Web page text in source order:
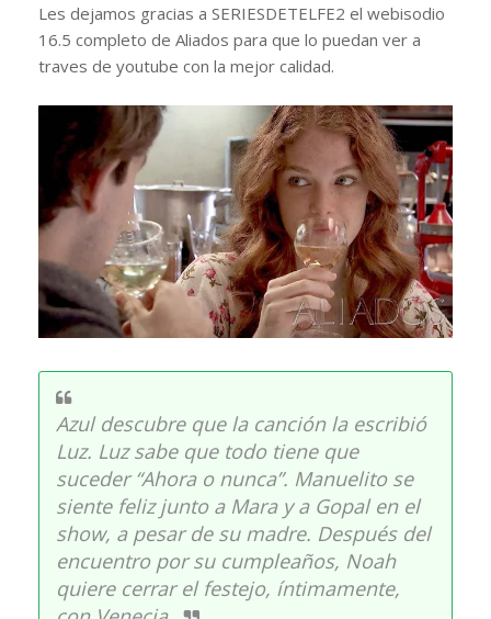
Les dejamos gracias a SERIESDETELFE2 el webisodio
16.5 completo de Aliados para que lo puedan ver a
traves de youtube con la mejor calidad.
Azul descubre que la canción la escribió
Luz. Luz sabe que todo tiene que
suceder “Ahora o nunca”. Manuelito se
siente feliz junto a Mara y a Gopal en el
show, a pesar de su madre. Después del
encuentro por su cumpleaños, Noah
quiere cerrar el festejo, íntimamente,